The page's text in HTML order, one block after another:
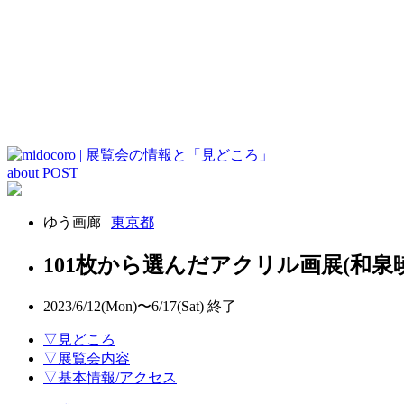
about POST
ゆう画廊 | 東京都
101枚から選んだアクリル画展(和泉
2023/6/12(Mon)〜6/17(Sat) 終了
▽見どころ
▽展覧会内容
▽基本情報/アクセス